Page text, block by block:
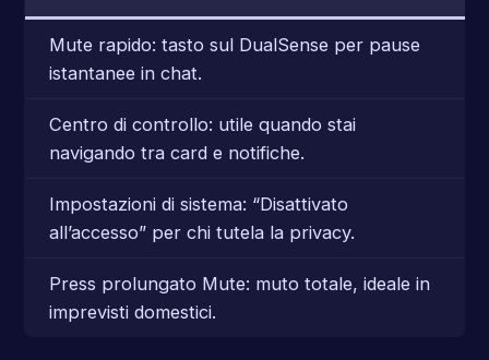
Mute rapido: tasto sul DualSense per pause
istantanee in chat.
Centro di controllo: utile quando stai
navigando tra card e notifiche.
Impostazioni di sistema: “Disattivato
all’accesso” per chi tutela la privacy.
Press prolungato Mute: muto totale, ideale in
imprevisti domestici.